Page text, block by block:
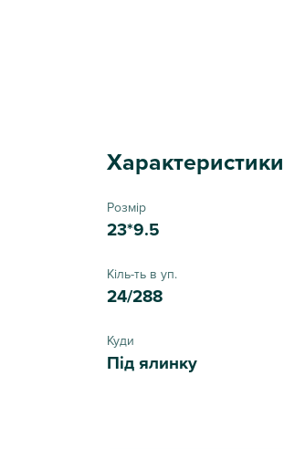
Характеристики
Розмір
23*9.5
Кіль-ть в уп.
24/288
Куди
Під ялинку